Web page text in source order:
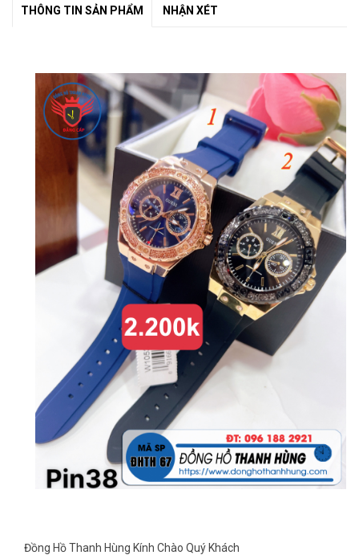
THÔNG TIN SẢN PHẨM NHẬN XÉT
Đồng Hồ Thanh Hùng Kính Chào Quý Khách